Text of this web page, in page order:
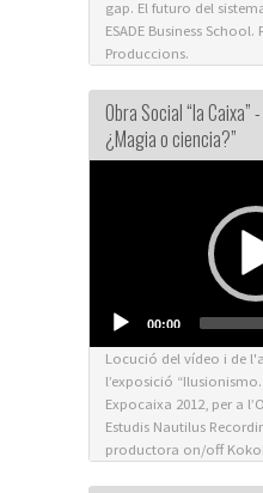
gap. El futuro del
ESADE Business
Produccions.
Obra Social “la Caixa”
¿Magia o ciencia?”
00:00
Locució del vídeo i de
l’exposició
Expocaixa 2012, per a
Estudis Nautilus
productora on/off